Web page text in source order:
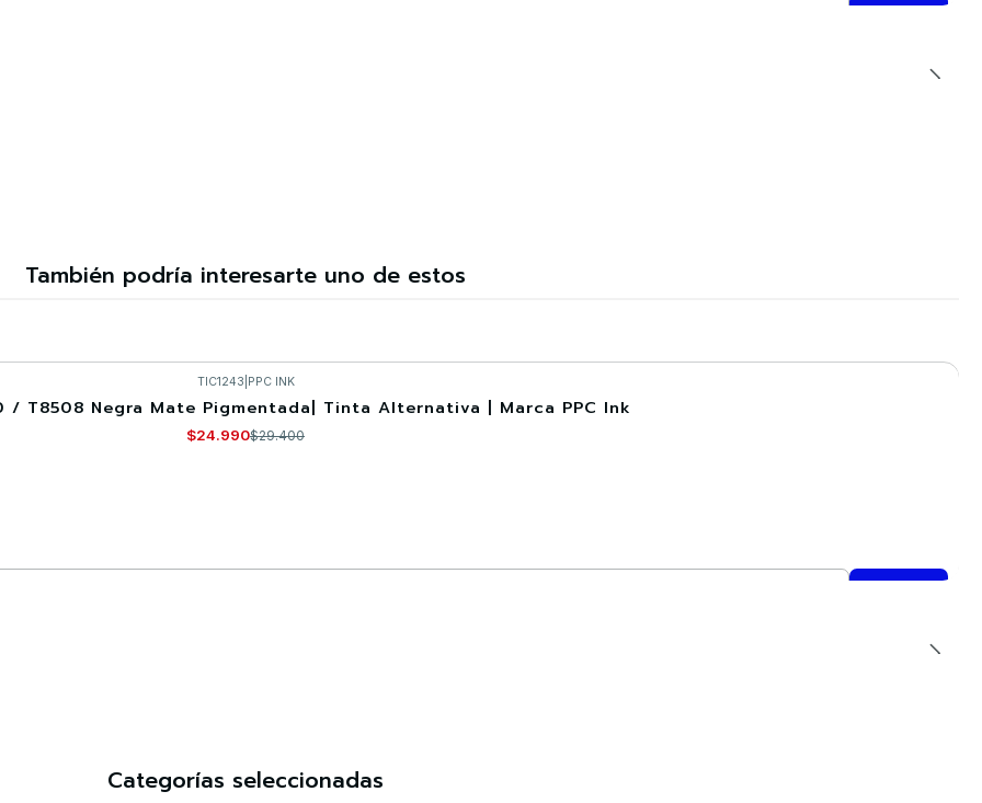
También podría interesarte uno de estos
TIC1243 PPC INK
/ T8508 Negra Mate Pigmentada| Tinta Alternativa | Marca PPC Ink
$24.990$29.400
Categorías seleccionadas